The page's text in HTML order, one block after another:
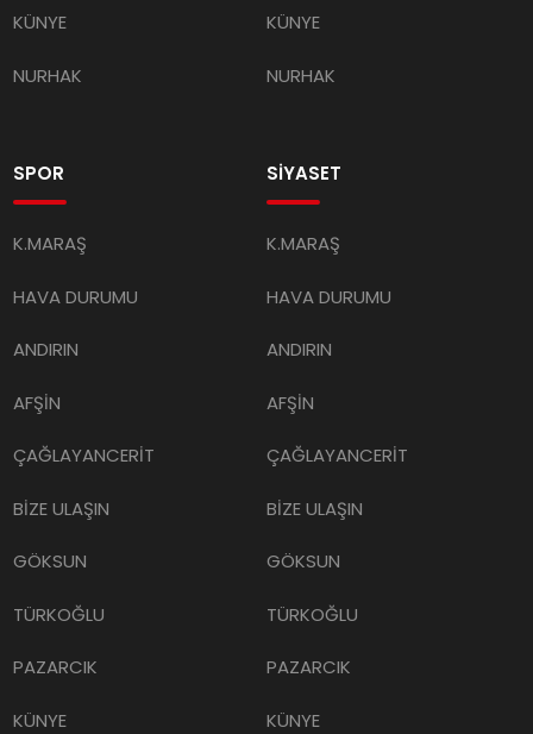
KÜNYE
NURHAK
KÜNYE
NURHAK
SPOR
K.MARAŞ
HAVA DURUMU
ANDIRIN
AFŞİN
ÇAĞLAYANCERİT
BİZE ULAŞIN
GÖKSUN
TÜRKOĞLU
PAZARCIK
KÜNYE
SİYASET
K.MARAŞ
HAVA DURUMU
ANDIRIN
AFŞİN
ÇAĞLAYANCERİT
BİZE ULAŞIN
GÖKSUN
TÜRKOĞLU
PAZARCIK
KÜNYE